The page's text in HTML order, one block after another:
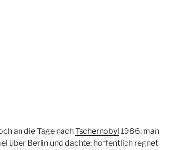
an die Tage nachTschernobyl 1986: man
über Berlin und dachte: hoffentlich regnet